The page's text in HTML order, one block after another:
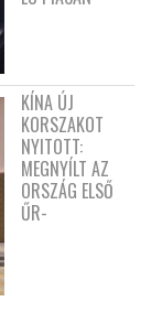
KÍNA ÚJ
KORSZAKOT
NYITOTT:
MEGNYÍLT AZ
ORSZÁG ELSŐ
ŰR-